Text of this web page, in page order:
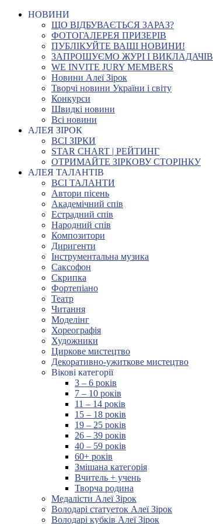
НОВИНИ
ЩО ВІДБУВАЄТЬСЯ ЗАРАЗ?
ФОТОГАЛЕРЕЯ ПРИЗЕРІВ
ПУБЛІКУЙТЕ ВАШІ НОВИНИ!
ЗАПРОШУЄМО ЖУРІ І ВИКЛАДАЧІВ
WE INVITE JURY MEMBERS
Новини Алеї Зірок
Творчі новини України і світу
Конкурси
Швидкі новини
Всі новини
АЛЕЯ ЗІРОК
ВСІ ЗІРКИ
STAR CHART | РЕЙТИНГ
ОТРИМАЙТЕ ЗІРКОВУ СТОРІНКУ
АЛЕЯ ТАЛАНТІВ
ВСІ ТАЛАНТИ
Автори пісень
Академічний спів
Естрадний спів
Народний спів
Композитори
Диригенти
Інструментальна музика
Саксофон
Скрипка
Фортепіано
Театр
Читання
Моделінг
Хореографія
Художники
Циркове мистецтво
Декоративно-ужиткове мистецтво
Вікові категорії
3 – 6 років
7 – 10 років
11 – 14 років
15 – 18 років
19 – 25 років
26 – 39 років
40 – 59 років
60+ років
Змішана категорія
Вчитель + учень
Творча родина
Медалісти Алеї Зірок
Володарі статуеток Алеї Зірок
Володарі кубків Алеї Зірок